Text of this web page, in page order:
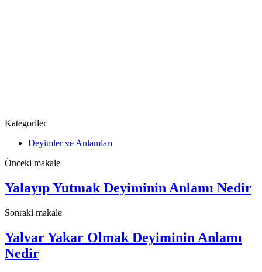
Kategoriler
Deyimler ve Anlamları
Önceki makale
Yalayıp Yutmak Deyiminin Anlamı Nedir
Sonraki makale
Yalvar Yakar Olmak Deyiminin Anlamı
Nedir